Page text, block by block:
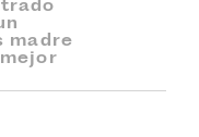
madre